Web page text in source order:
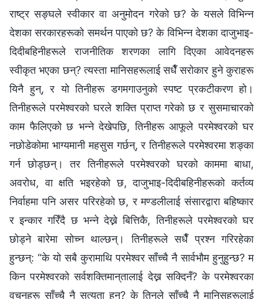
राष्ट्र सङ्घले स्वीकार वा अनुमोदन गरेको छ? के यसले विभिन्न
देशका सरकारहरूको समर्थन पाएको छ? के विभिन्न देशका दाजुभाइ-
दिदीबहिनीहरूले राजनीतिक शरणका लागि दिएका आवेदनहरू
स्वीकृत भएका छन्? त्यस्ता मानिसहरूलाई सधैँ सरोकार हुने कुराहरू
यिनै हुन्, र यो तिनीहरू डगमगाउनुको स्पष्ट प्रकटीकरण हो।
तिनीहरूले परमेश्‍वरको घरले शक्ति प्राप्त गरेको छ र सुसमाचारको
काम फैलिएको छ भन्ने देखेपछि, तिनीहरू आफूले परमेश्‍वरको घर
नछोडेकोमा भाग्यमानी महसुस गर्छन्, र तिनीहरूले परमेश्‍वरमा शङ्का
गर्न छोड्छन्। तर तिनीहरूले परमेश्‍वरको घरको काममा बाधा,
अवरोध, वा क्षति भइरहेको छ, दाजुभाइ-दिदीबहिनीहरूको कर्तव्य
निर्वाहमा पनि असर परिरहेको छ, र मण्डलीलाई संसारद्वारा बहिष्कार
र इन्कार गरिँदै छ भन्ने देख्ने बित्तिकै, तिनीहरूले परमेश्‍वरको घर
छोड्ने बारेमा सोच्न थाल्छन्। तिनीहरूले सधैँ प्रश्न गरिरहेका
हुन्छन्: “के यो सबै कुरामाथि परमेश्‍वर साँच्चै नै सार्वभौम हुनुहुन्छ? म
किन परमेश्‍वरको सर्वशक्तिमान्‌तालाई देख्न सक्दिनँ? के परमेश्‍वरका
वचनहरू साँच्चै नै सत्यता हुन्? के तिनले साँच्चै नै मानिसहरूलाई